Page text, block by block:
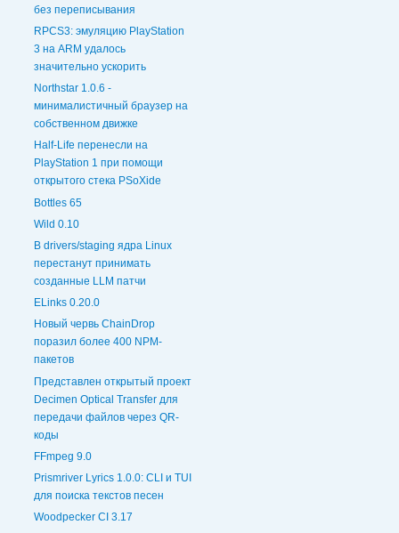
без переписывания
RPCS3: эмуляцию PlayStation
3 на ARM удалось
значительно ускорить
Northstar 1.0.6 -
минималистичный браузер на
собственном движке
Half-Life перенесли на
PlayStation 1 при помощи
открытого стека PSoXide
Bottles 65
Wild 0.10
В drivers/staging ядра Linux
перестанут принимать
созданные LLM патчи
ELinks 0.20.0
Новый червь ChainDrop
поразил более 400 NPM-
пакетов
Представлен открытый проект
Decimen Optical Transfer для
передачи файлов через QR-
коды
FFmpeg 9.0
Prismriver Lyrics 1.0.0: CLI и TUI
для поиска текстов песен
Woodpecker CI 3.17